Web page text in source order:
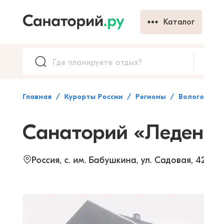
Каталог
Главная Курорты России Регионы
Санаторий
Россия, с. им. Бабушкина, ул. Садовaя,